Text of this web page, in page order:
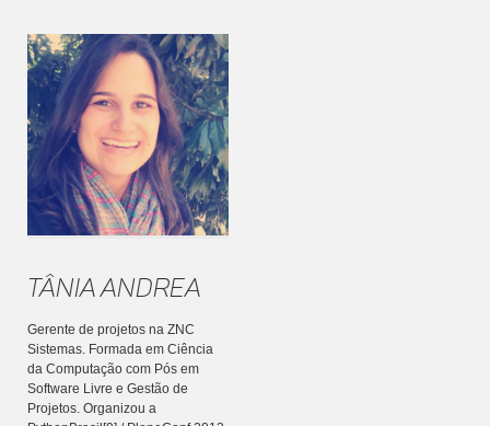
Tânia Andrea
Gerente de projetos na ZNC
Sistemas. Formada em Ciência
da Computação com Pós em
Software Livre e Gestão de
Projetos. Organizou a